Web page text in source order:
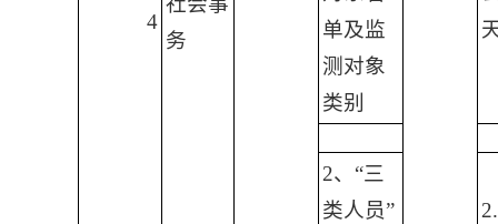
4
务
单及监
测对象
类别
2、“三
类人员”